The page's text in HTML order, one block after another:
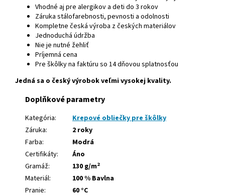
Vhodné aj pre alergikov a deti do 3 rokov
Záruka stálofarebnosti, pevnosti a odolnosti
Kompletne česká výroba z českých materiálov
Jednoduchá údržba
Nie je nutné žehliť
Príjemná cena
Pre škôlky na faktúru so 14 dňovou splatnosťou
Jedná sa o český výrobok veľmi vysokej kvality.
Doplňkové parametry
Kategória:
Krepové obliečky pre škôlky
Záruka:
2 roky
Farba:
Modrá
Certifikáty:
Áno
Gramáž:
130 g/m2
Materiál:
100 % Bavlna
Pranie:
60 °C